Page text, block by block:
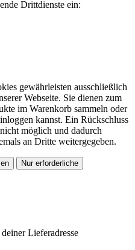
Drittdienste ein:
gewährleisten ausschließlich
Webseite. Sie dienen zum
im Warenkorb sammeln oder
kannst. Ein Rückschluss
möglich und dadurch
an Dritte weitergegeben.
Nur erforderliche
Lieferadresse